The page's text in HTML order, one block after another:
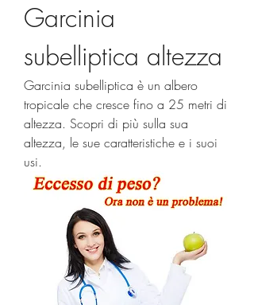
Garcinia
subelliptica altezza
Garcinia subelliptica è un albero
tropicale che cresce fino a 25 metri di
altezza. Scopri di più sulla sua
altezza, le sue caratteristiche e i suoi
usi.